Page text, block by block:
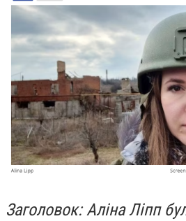
Заголовок: Аліна Ліпп